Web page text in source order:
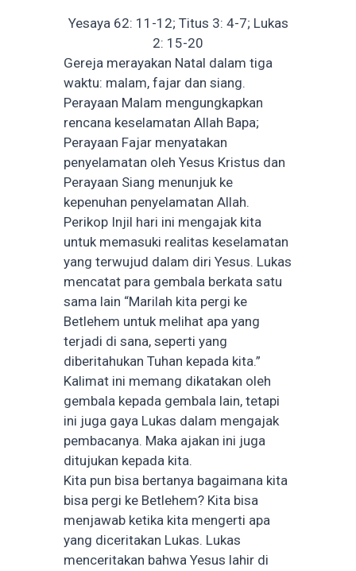
Yesaya 62: 11-12; Titus 3: 4-7; Lukas
2: 15-20
Gereja merayakan Natal dalam tiga
waktu: malam, fajar dan siang.
Perayaan Malam mengungkapkan
rencana keselamatan Allah Bapa;
Perayaan Fajar menyatakan
penyelamatan oleh Yesus Kristus dan
Perayaan Siang menunjuk ke
kepenuhan penyelamatan Allah.
Perikop Injil hari ini mengajak kita
untuk memasuki realitas keselamatan
yang terwujud dalam diri Yesus. Lukas
mencatat para gembala berkata satu
sama lain “Marilah kita pergi ke
Betlehem untuk melihat apa yang
terjadi di sana, seperti yang
diberitahukan Tuhan kepada kita.”
Kalimat ini memang dikatakan oleh
gembala kepada gembala lain, tetapi
ini juga gaya Lukas dalam mengajak
pembacanya. Maka ajakan ini juga
ditujukan kepada kita.
Kita pun bisa bertanya bagaimana kita
bisa pergi ke Betlehem? Kita bisa
menjawab ketika kita mengerti apa
yang diceritakan Lukas. Lukas
menceritakan bahwa Yesus lahir di